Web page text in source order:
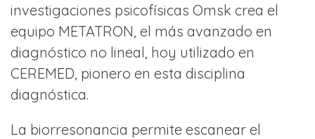
investigaciones psicofísicas Omsk crea el
equipo METATRON, el más avanzado en
diagnóstico no lineal, hoy utilizado en
CEREMED, pionero en esta disciplina
diagnóstica.
La biorresonancia permite escanear el